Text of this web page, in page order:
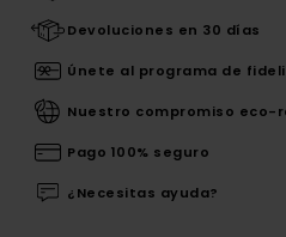
Devoluciones en 30 días
Únete al programa de
Nuestro compromiso eco-
Pago 100% seguro
¿Necesitas ayuda?